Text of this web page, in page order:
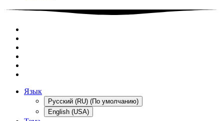
Язык
Русский (RU) (По умолчанию)
English (USA)